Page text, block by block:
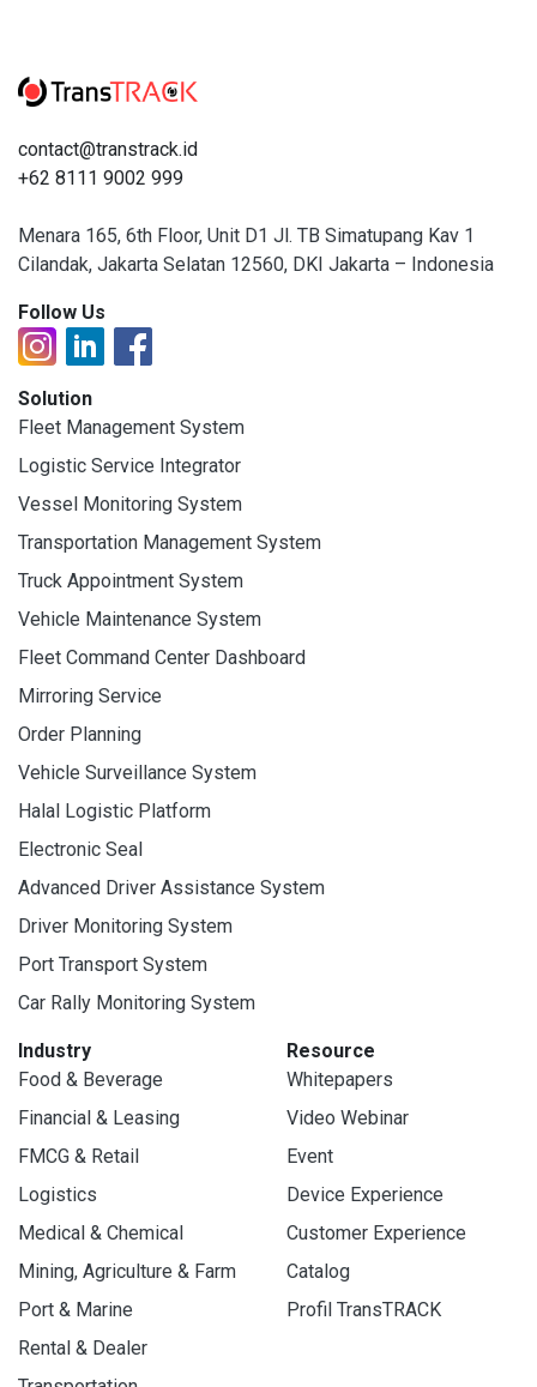
contact@transtrack.id
+62 8111 9002 999
Menara 165, 6th Floor, Unit D1 Jl. TB Simatupang Kav 1
Cilandak, Jakarta Selatan 12560, DKI Jakarta – Indonesia
Follow Us
Solution
Fleet Management System
Logistic Service Integrator
Vessel Monitoring System
Transportation Management System
Truck Appointment System
Vehicle Maintenance System
Fleet Command Center Dashboard
Mirroring Service
Order Planning
Vehicle Surveillance System
Halal Logistic Platform
Electronic Seal
Advanced Driver Assistance System
Driver Monitoring System
Port Transport System
Car Rally Monitoring System
Industry
Food & Beverage
Financial & Leasing
FMCG & Retail
Logistics
Medical & Chemical
Mining, Agriculture & Farm
Port & Marine
Rental & Dealer
Resource
Whitepapers
Video Webinar
Event
Device Experience
Customer Experience
Catalog
Profil TransTRACK